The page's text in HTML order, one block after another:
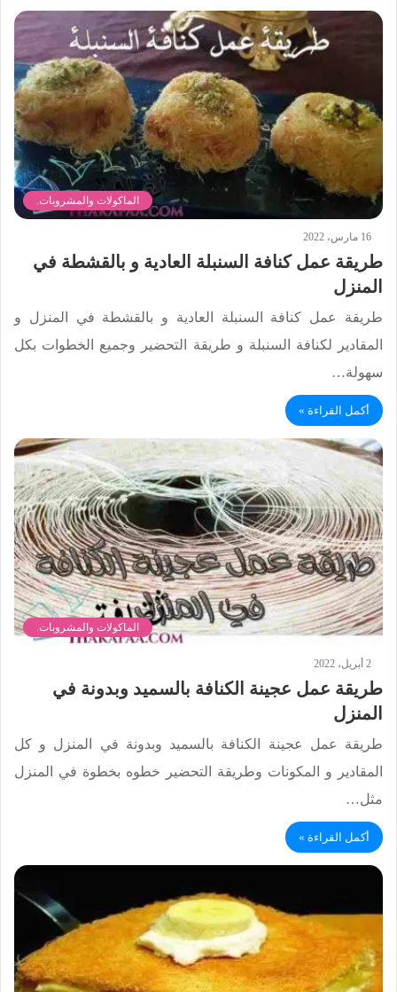
الماكولات والمشروبات.
16 مارس، 2022
طريقة عمل كنافة السنبلة العادية و بالقشطة في
المنزل
طريقة عمل كنافة السنبلة العادية و بالقشطة في المنزل و
المقادير لكنافة السنبلة و طريقة التحضير وجميع الخطوات بكل
سهولة…
أكمل القراءة »
الماكولات والمشروبات.
2 أبريل، 2022
طريقة عمل عجينة الكنافة بالسميد وبدونة في
المنزل
طريقة عمل عجينة الكنافة بالسميد وبدونة في المنزل و كل
المقادير و المكونات وطريقة التحضير خطوه بخطوة في المنزل
مثل…
أكمل القراءة »